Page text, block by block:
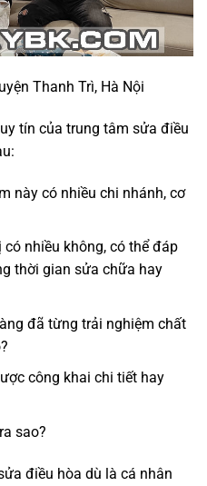
Thanh Trì, Hà Nội
tín của trung tâm sửa điều
này có nhiều chi nhánh, cơ
nhiều không, có thể đáp
thời gian sửa chữa hay
đã từng trải nghiệm chất
công khai chi tiết hay
sao?
điều hòa dù là cá nhân